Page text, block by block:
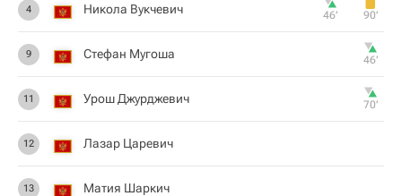
4 Никола Вукчевич 46‎’‎ 90‎’‎
9 Стефан Мугоша 46‎’‎
11 Урош Джурджевич 70‎’‎
12 Лазар Царевич
13 Матия Шаркич